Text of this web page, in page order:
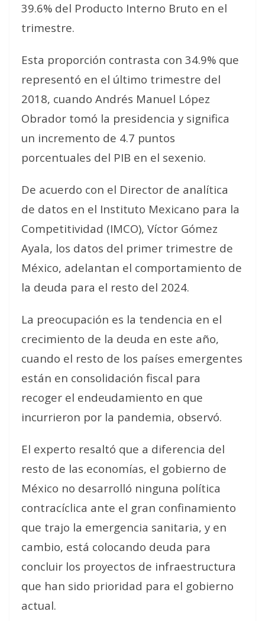
39.6% del Producto Interno Bruto en el
trimestre.
Esta proporción contrasta con 34.9% que
representó en el último trimestre del
2018, cuando Andrés Manuel López
Obrador tomó la presidencia y significa
un incremento de 4.7 puntos
porcentuales del PIB en el sexenio.
De acuerdo con el Director de analítica
de datos en el Instituto Mexicano para la
Competitividad (IMCO), Víctor Gómez
Ayala, los datos del primer trimestre de
México, adelantan el comportamiento de
la deuda para el resto del 2024.
La preocupación es la tendencia en el
crecimiento de la deuda en este año,
cuando el resto de los países emergentes
están en consolidación fiscal para
recoger el endeudamiento en que
incurrieron por la pandemia, observó.
El experto resaltó que a diferencia del
resto de las economías, el gobierno de
México no desarrolló ninguna política
contracíclica ante el gran confinamiento
que trajo la emergencia sanitaria, y en
cambio, está colocando deuda para
concluir los proyectos de infraestructura
que han sido prioridad para el gobierno
actual.